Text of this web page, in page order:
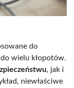
do
wielu kłopotów.
, jak i
niewłaściwe